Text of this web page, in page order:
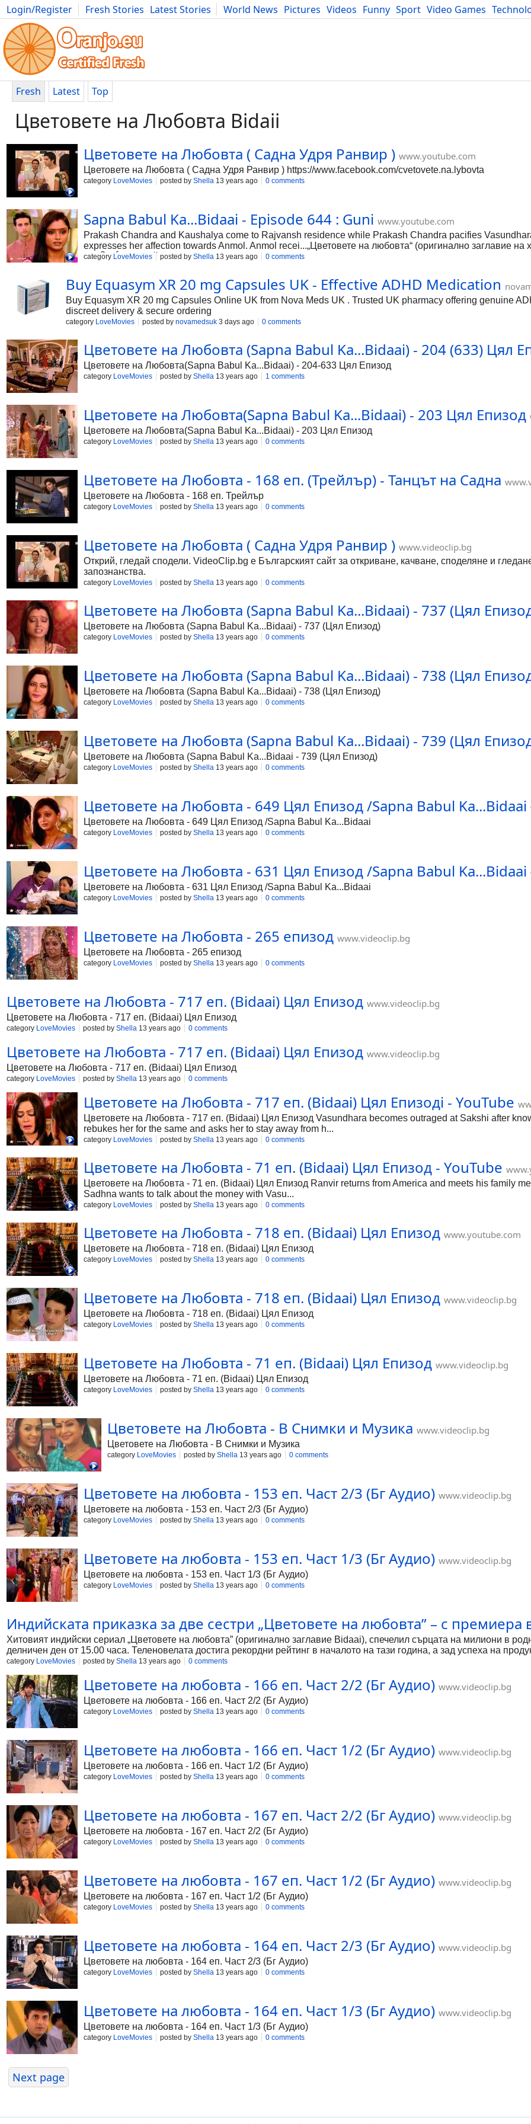
Login/Register Fresh Stories Latest Stories World News Pictures Videos Funny Sport Video Games
Photography Comics Bulgaria Fitness Food Literature Developers Blog
Fresh Latest Top
Цветовете на Любовта Bidaii
Цветовете на Любовта ( Садна Удря Ранвир ) www.youtube.com
Цветовете на Любовта ( Садна Удря Ранвир ) https://www.facebook.com/cvetovete.na.lybovta
category LoveMovies posted by Shella 13 years ago 0 comments
Sapna Babul Ka...Bidaai - Episode 644 : Guni www.youtube.com
Prakash Chandra and Kaushalya come to Rajvansh residence while Prakash Chandra pacifies
expresses her affection towards Anmol. Anmol recei...„Цветовете на любовта“ (оригинално заглавие на
का...बिदाई) е индийски сериен филм, излъчван в Индия по канал Star Plus всеки делничен ден за
Ariana TV, преведен на дари. Същата година започва излъчването на сериала и в Румъния, на 7
думата бидаай означава „прощаване“. Тя е също така името на сватбен ритуал, отбелязващ
на родния дом. Сериалът разглежда няколко значения на тази дума. Разказана е историята на един
две дъщери и тяхната непоколебима взаимна обич. Заглавието се отнася до трогателните емоции
булката, когато силно обичаната дъщеря напуска дома и заживява със съпруга си. Радостта и
category LoveMovies posted by Shella 13 years ago 0 comments
Buy Equasym XR 20 mg Capsules UK - Effective ADHD Medication
Buy Equasym XR 20 mg Capsules Online UK from Nova Meds UK . Trusted UK pharmacy offering genuine
discreet delivery & secure ordering
category LoveMovies posted by novamedsuk 3 days ago 0 comments
Цветовете на Любовта (Sapna Babul Ka...Bidaai) - 204 (633) Цял
Цветовете на Любовта(Sapna Babul Ka...Bidaai) - 204-633 Цял Епизод
category LoveMovies posted by Shella 13 years ago 1 comments
Цветовете на Любовта(Sapna Babul Ka...Bidaai) - 203 Цял Епизод
Цветовете на Любовта(Sapna Babul Ka...Bidaai) - 203 Цял Епизод
category LoveMovies posted by Shella 13 years ago 0 comments
Цветовете на Любовта - 168 еп. (Трейлър) - Танцът на Садна
Цветовете на Любовта - 168 еп. Трейлър
category LoveMovies posted by Shella 13 years ago 0 comments
Цветовете на Любовта ( Садна Удря Ранвир ) www.videoclip.bg
Открий, гледай сподели. VideoClip.bg е Българският сайт за откриване, качване, споделяне и
запознанства.
category LoveMovies posted by Shella 13 years ago 0 comments
Цветовете на Любовта (Sapna Babul Ka...Bidaai) - 737 (Цял
Цветовете на Любовта (Sapna Babul Ka...Bidaai) - 737 (Цял Епизод)
category LoveMovies posted by Shella 13 years ago 0 comments
Цветовете на Любовта (Sapna Babul Ka...Bidaai) - 738 (Цял
Цветовете на Любовта (Sapna Babul Ka...Bidaai) - 738 (Цял Епизод)
category LoveMovies posted by Shella 13 years ago 0 comments
Цветовете на Любовта (Sapna Babul Ka...Bidaai) - 739 (Цял
Цветовете на Любовта (Sapna Babul Ka...Bidaai - 739 (Цял Епизод)
category LoveMovies posted by Shella 13 years ago 0 comments
Цветовете на Любовта - 649 Цял Епизод /Sapna Babul Ka...Bidaai
Цветовете на Любовта - 649 Цял Епизод /Sapna Babul Ka...Bidaai
category LoveMovies posted by Shella 13 years ago 0 comments
Цветовете на Любовта - 631 Цял Епизод /Sapna Babul Ka...Bidaai
Цветовете на Любовта - 631 Цял Епизод /Sapna Babul Ka...Bidaai
category LoveMovies posted by Shella 13 years ago 0 comments
Цветовете на Любовта - 265 епизод www.videoclip.bg
Цветовете на Любовта - 265 епизод
category LoveMovies posted by Shella 13 years ago 0 comments
Цветовете на Любовта - 717 еп. (Bidaai) Цял Епизод www.videoclip.bg
Цветовете на Любовта - 717 еп. (Bidaai) Цял Епизод
category LoveMovies posted by Shella 13 years ago 0 comments
Цветовете на Любовта - 717 еп. (Bidaai) Цял Епизод www.videoclip.bg
Цветовете на Любовта - 717 еп. (Bidaai) Цял Епизод
category LoveMovies posted by Shella 13 years ago 0 comments
Цветовете на Любовта - 717 еп. (Bidaai) Цял Епизодi - YouTube
Цветовете на Любовта - 717 еп. (Bidaai) Цял Епизод Vasundhara becomes outraged at Sakshi after
rebukes her for the same and asks her to stay away from h...
category LoveMovies posted by Shella 13 years ago 0 comments
Цветовете на Любовта - 71 еп. (Bidaai) Цял Епизод - YouTube
Цветовете на Любовта - 71 еп. (Bidaai) Цял Епизод Ranvir returns from America and meets his family
Sadhna wants to talk about the money with Vasu...
category LoveMovies posted by Shella 13 years ago 0 comments
Цветовете на Любовта - 718 еп. (Bidaai) Цял Епизод www.youtube.com
Цветовете на Любовта - 718 еп. (Bidaai) Цял Епизод
category LoveMovies posted by Shella 13 years ago 0 comments
Цветовете на Любовта - 718 еп. (Bidaai) Цял Епизод www.videoclip.bg
Цветовете на Любовта - 718 еп. (Bidaai) Цял Епизод
category LoveMovies posted by Shella 13 years ago 0 comments
Цветовете на Любовта - 71 еп. (Bidaai) Цял Епизод www.videoclip.bg
Цветовете на Любовта - 71 еп. (Bidaai) Цял Епизод
category LoveMovies posted by Shella 13 years ago 0 comments
Цветовете на Любовта - В Снимки и Музика www.videoclip.bg
Цветовете на Любовта - В Снимки и Музика
category LoveMovies posted by Shella 13 years ago 0 comments
Цветовете на любовта - 153 еп. Част 2/3 (Бг Аудио) www.videoclip.bg
Цветовете на любовта - 153 еп. Част 2/3 (Бг Аудио)
category LoveMovies posted by Shella 13 years ago 0 comments
Цветовете на любовта - 153 еп. Част 1/3 (Бг Аудио) www.videoclip.bg
Цветовете на любовта - 153 еп. Част 1/3 (Бг Аудио)
category LoveMovies posted by Shella 13 years ago 0 comments
Индийската приказка за две сестри „Цветовете на любовта” – с премиера
Хитовият индийски сериал „Цветовете на любовта” (оригинално заглавие Bidaai), спечелил сърцата на милиони в
делничен ден от 15.00 часа. Теленовелата достига рекордни рейтинг в началото на тази година, а зад успеха на
Садхъна и Раджини и тяхната борба за щастие. На хинди думата „bidaai” означава „сбогом”, а също така е
израснали под един покрив с обща мечта – да дойде ден, в който и двете да бъдат омъжени и доволни от живота си.
защото Садхъна е истинска красавица със светла кожа, а Раджини не е толкова привлекателна и с по-тъмен тен. В
светлата
category LoveMovies posted by Shella 13 years ago 0 comments
Цветовете на любовта - 166 еп. Част 2/2 (Бг Аудио) www.videoclip.bg
Цветовете на любовта - 166 еп. Част 2/2 (Бг Аудио)
category LoveMovies posted by Shella 13 years ago 0 comments
Цветовете на любовта - 166 еп. Част 1/2 (Бг Аудио) www.videoclip.bg
Цветовете на любовта - 166 еп. Част 1/2 (Бг Аудио)
category LoveMovies posted by Shella 13 years ago 0 comments
Цветовете на любовта - 167 еп. Част 2/2 (Бг Аудио) www.videoclip.bg
Цветовете на любовта - 167 еп. Част 2/2 (Бг Аудио)
category LoveMovies posted by Shella 13 years ago 0 comments
Цветовете на любовта - 167 еп. Част 1/2 (Бг Аудио) www.videoclip.bg
Цветовете на любовта - 167 еп. Част 1/2 (Бг Аудио)
category LoveMovies posted by Shella 13 years ago 0 comments
Цветовете на любовта - 164 еп. Част 2/3 (Бг Аудио) www.videoclip.bg
Цветовете на любовта - 164 еп. Част 2/3 (Бг Аудио)
category LoveMovies posted by Shella 13 years ago 0 comments
Цветовете на любовта - 164 еп. Част 1/3 (Бг Аудио) www.videoclip.bg
Цветовете на любовта - 164 еп. Част 1/3 (Бг Аудио)
category LoveMovies posted by Shella 13 years ago 0 comments
Next page